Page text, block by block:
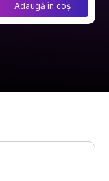
Adaugă în coș